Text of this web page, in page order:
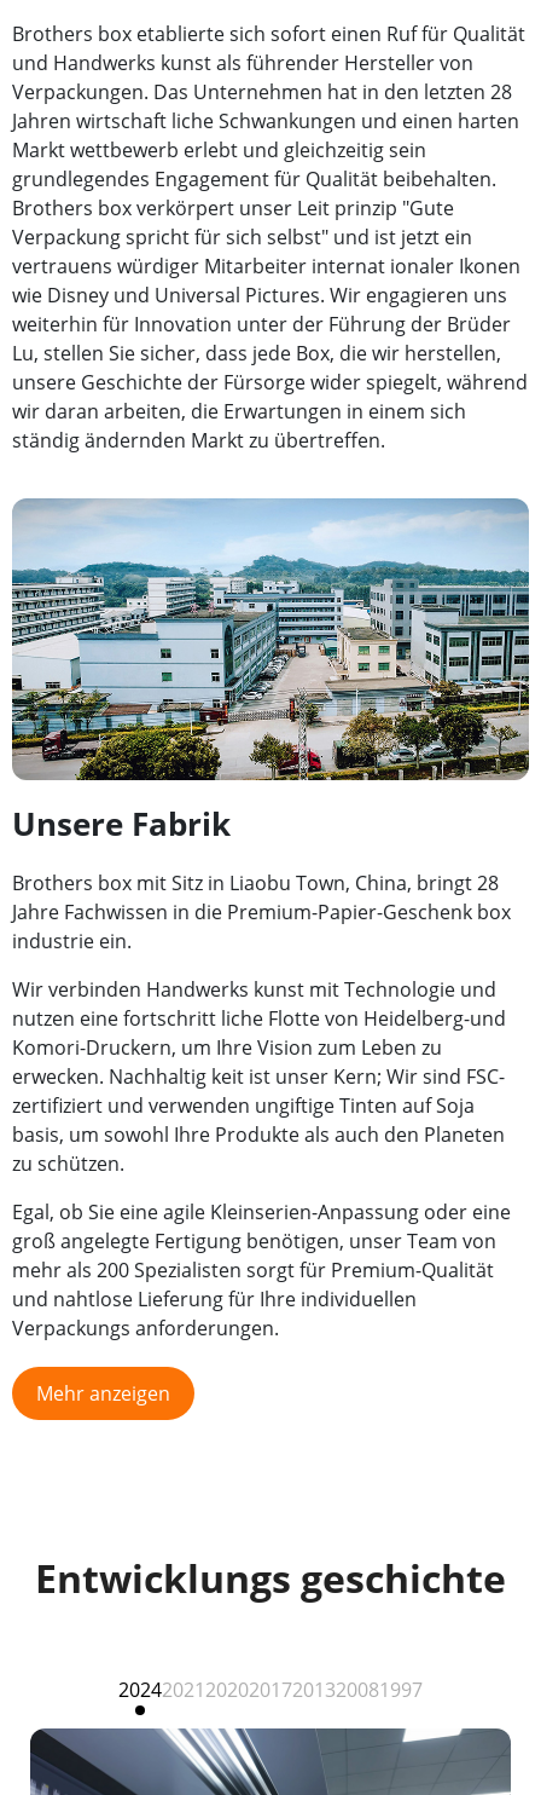
Brothers box etablierte sich sofort einen Ruf für Qualität
und Handwerks kunst als führender Hersteller von
Verpackungen. Das Unternehmen hat in den letzten 28
Jahren wirtschaft liche Schwankungen und einen harten
Markt wettbewerb erlebt und gleichzeitig sein
grundlegendes Engagement für Qualität beibehalten.
Brothers box verkörpert unser Leit prinzip "Gute
Verpackung spricht für sich selbst" und ist jetzt ein
vertrauens würdiger Mitarbeiter internat ionaler Ikonen
wie Disney und Universal Pictures. Wir engagieren uns
weiterhin für Innovation unter der Führung der Brüder
Lu, stellen Sie sicher, dass jede Box, die wir herstellen,
unsere Geschichte der Fürsorge wider spiegelt, während
wir daran arbeiten, die Erwartungen in einem sich
ständig ändernden Markt zu übertreffen.
Unsere Fabrik
Brothers box mit Sitz in Liaobu Town, China, bringt 28
Jahre Fachwissen in die Premium-Papier-Geschenk box
industrie ein.
Wir verbinden Handwerks kunst mit Technologie und
nutzen eine fortschritt liche Flotte von Heidelberg-und
Komori-Druckern, um Ihre Vision zum Leben zu
erwecken. Nachhaltig keit ist unser Kern; Wir sind FSC-
zertifiziert und verwenden ungiftige Tinten auf Soja
basis, um sowohl Ihre Produkte als auch den Planeten
zu schützen.
Egal, ob Sie eine agile Kleinserien-Anpassung oder eine
groß angelegte Fertigung benötigen, unser Team von
mehr als 200 Spezialisten sorgt für Premium-Qualität
und nahtlose Lieferung für Ihre individuellen
Verpackungs anforderungen.
Mehr anzeigen
Entwicklungs geschichte
2024202120202017201320081997